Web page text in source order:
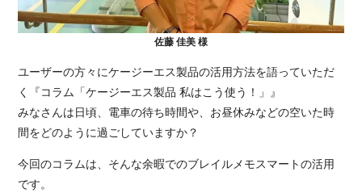
佐藤 佳美 様
ユーザーの方々にケージーエス製品の活用方法を語っていただ
く『コラム「ケージーエス製品 私はこう使う！」』
みなさんは日頃、電車の待ち時間や、お昼休みなどの空いた時
間をどのように過ごしていますか？
今回のコラムは、そんな余暇でのブレイルメモスマートの活用
です。